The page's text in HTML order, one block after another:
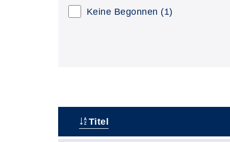
Keine Begonnen (1)
Titel